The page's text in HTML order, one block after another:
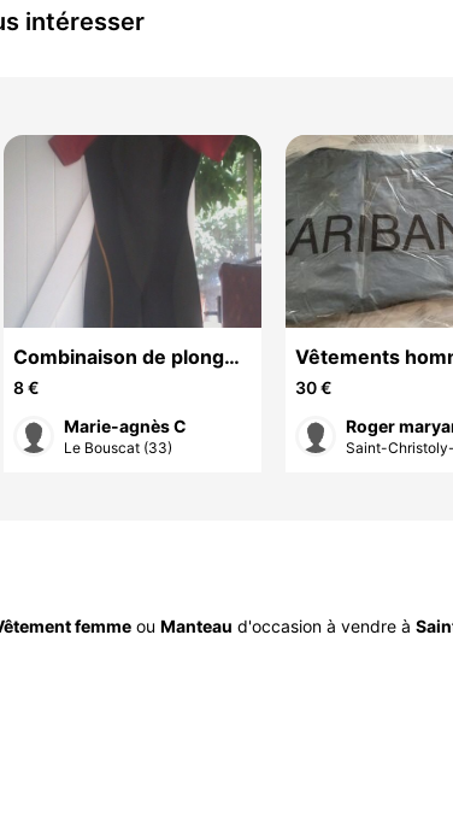
intéresser
Combinaison de plongée
Tribord- 38
8 €
Marie-agnès C
Le Bouscat (33)
Vêtements
30 €
Roger
Saint-
femme ou Manteau d'occasion à vendre à